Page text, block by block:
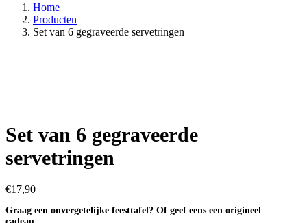
Home
Producten
Set van 6 gegraveerde servetringen
Set van 6 gegraveerde
servetringen
€17,90
Graag een onvergetelijke feesttafel? Of geef eens een origineel